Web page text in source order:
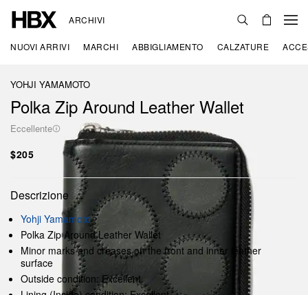
ARCHIVI
NUOVI ARRIVI MARCHI ABBIGLIAMENTO CALZATURE
YOHJI YAMAMOTO
Polka Zip Around Leather Wallet
Eccellente
$205
Descrizione
Yohji Yamamoto
Polka Zip Around Leather Wallet
Minor marks and creases on the front and inner leather
surface
Outside condition: Excellent